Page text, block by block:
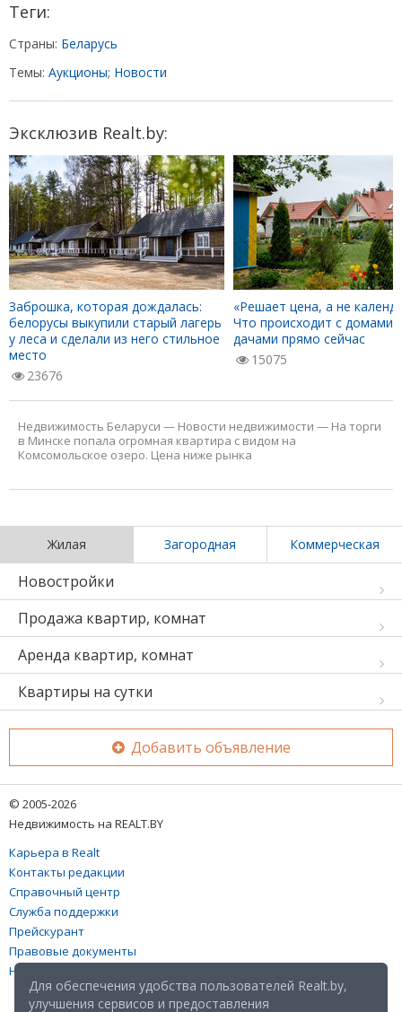
Теги:
Страны: Беларусь
Темы: Аукционы; Новости
Эксклюзив Realt.by:
Заброшка, которая дождалась:
белорусы выкупили старый лагерь
у леса и сделали из него стильное
место
23676
«Решает цена, а не
Что происходит с домами
дачами прямо сейчас
15075
Недвижимость Беларуси — Новости недвижимости — На торги
в Минске попала огромная квартира с видом на
Комсомольское озеро. Цена ниже рынка
Жилая Загородная Коммерческая
Новостройки
Продажа квартир, комнат
Аренда квартир, комнат
Квартиры на сутки
Добавить объявление
© 2005-2026
Недвижимость на REALT.BY
Карьера в Realt
Контакты редакции
Справочный центр
Служба поддержки
Прейскурант
Правовые документы
Настройка файлов cookies
Для обеспечения удобства пользователей Realt.by,
улучшения сервисов и предоставления